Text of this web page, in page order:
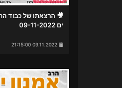
🎥 הרצאתו של כבוד
ים 09-11-2022